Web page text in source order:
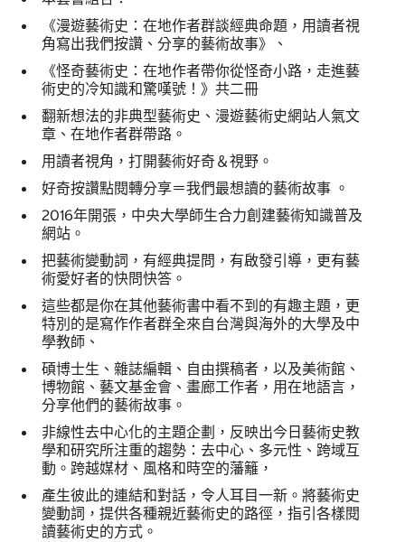
《漫遊藝術史：在地作者群談經典命題，用讀者視
角寫出我們按讚、分享的藝術故事》、
《怪奇藝術史：在地作者帶你從怪奇小路，走進藝
術史的冷知識和驚嘆號！》共二冊
翻新想法的非典型藝術史、漫遊藝術史網站人氣文
章、在地作者群帶路。
用讀者視角，打開藝術好奇＆視野。
好奇按讚點閱轉分享＝我們最想讀的藝術故事 。
2016年開張，中央大學師生合力創建藝術知識普及
網站。
把藝術變動詞，有經典提問，有啟發引導，更有藝
術愛好者的快問快答。
這些都是你在其他藝術書中看不到的有趣主題，更
特別的是寫作作者群全來自台灣與海外的大學及中
學教師、
碩博士生、雜誌編輯、自由撰稿者，以及美術館、
博物館、藝文基金會、畫廊工作者，用在地語言，
分享他們的藝術故事。
非線性去中心化的主題企劃，反映出今日藝術史教
學和研究所注重的趨勢：去中心、多元性、跨域互
動。跨越媒材、風格和時空的藩籬，
產生彼此的連結和對話，令人耳目一新。將藝術史
變動詞，提供各種親近藝術史的路徑，指引各樣閱
讀藝術史的方式。